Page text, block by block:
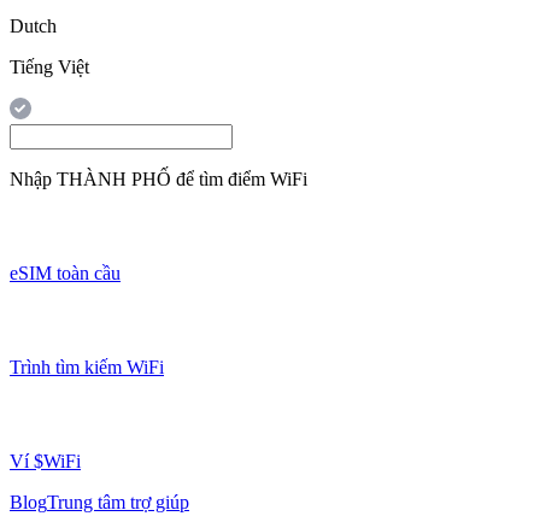
Dutch
Tiếng Việt
Nhập THÀNH PHỐ để tìm điểm WiFi
eSIM toàn cầu
Trình tìm kiếm WiFi
Ví $WiFi
BlogTrung tâm trợ giúp